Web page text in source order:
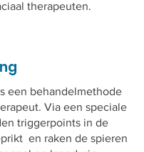
therapeuten.
een behandelmethode
Via een speciale
triggerpoints in de
en raken de spieren